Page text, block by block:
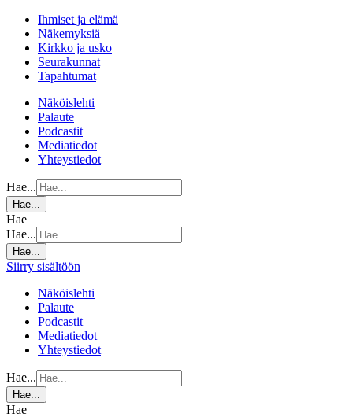
Ihmiset ja elämä
Näkemyksiä
Kirkko ja usko
Seurakunnat
Tapahtumat
Näköislehti
Palaute
Podcastit
Mediatiedot
Yhteystiedot
Hae...
Hae...
Hae
Hae...
Hae...
Siirry sisältöön
Näköislehti
Palaute
Podcastit
Mediatiedot
Yhteystiedot
Hae...
Hae...
Hae